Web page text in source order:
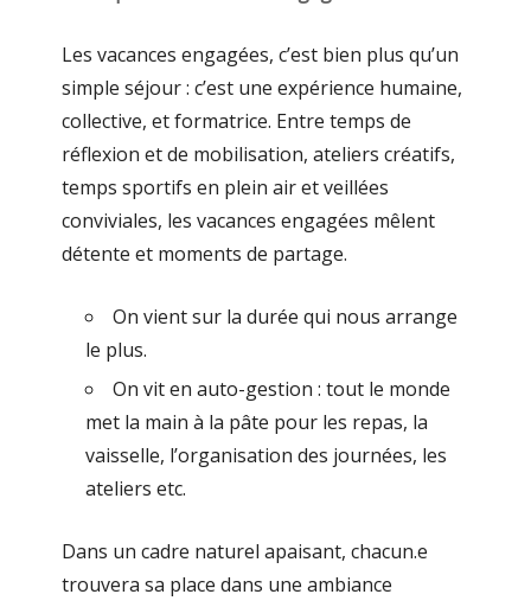
Les vacances engagées, c’est bien plus qu’un
simple séjour : c’est une expérience humaine,
collective, et formatrice. Entre temps de
réflexion et de mobilisation, ateliers créatifs,
temps sportifs en plein air et veillées
conviviales, les vacances engagées mêlent
détente et moments de partage.
On vient sur la durée qui nous arrange
le plus.
On vit en auto-gestion : tout le monde
met la main à la pâte pour les repas, la
vaisselle, l’organisation des journées, les
ateliers etc.
Dans un cadre naturel apaisant, chacun.e
trouvera sa place dans une ambiance